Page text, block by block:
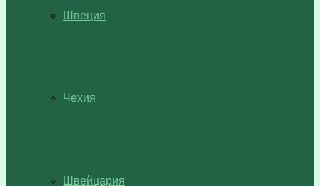
Швеция
Чехия
Швейцария